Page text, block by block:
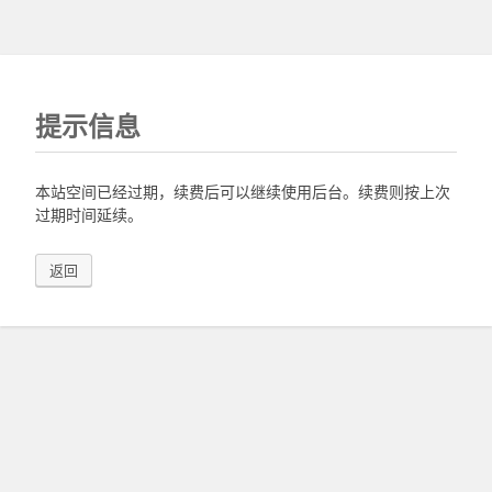
提示信息
本站空间已经过期，续费后可以继续使用后台。续费则按上次
过期时间延续。
返回